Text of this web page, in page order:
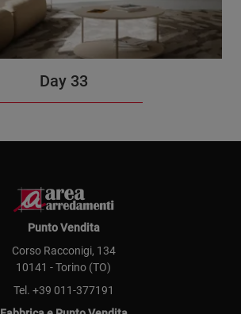
Day 33
Punto Vendita
Corso Racconigi, 134
10141 - Torino (TO)
Tel. +39 011-377191